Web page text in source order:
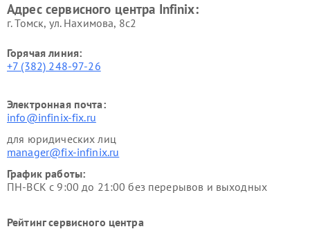
Адрес сервисного центра Infinix:
г. Томск, ул. Нахимова, 8с2
Горячая линия:
+7 (382) 248-97-26
Электронная почта:
info@infinix-fix.ru
для юридических лиц
manager@fix-infinix.ru
График работы:
ПН-ВСК с 9:00 до 21:00 без перерывов и выходных
Рейтинг сервисного центра